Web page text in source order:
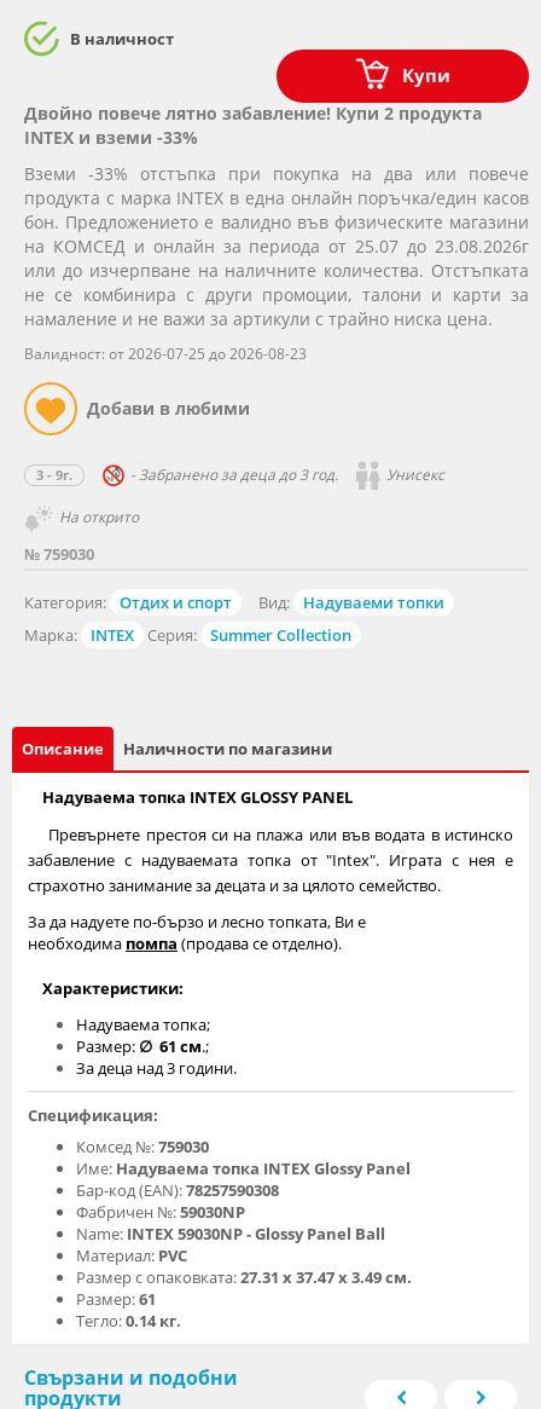
№ 759030
Категория: Отдих и спорт Вид:
Надуваеми топки
Марка:
INTEX Серия: Summer Collection
3 - 9г. - Забранено за деца до 3 год. Унисекс
На открито
В наличност
Двойно повече лятно забавление! Купи 2 продукта
INTEX и вземи -33%
Вземи -33% отстъпка при покупка на два или повече
продукта с марка INTEX в една онлайн поръчка/един касов
бон. Предложението е валидно във физическите магазини
на КОМСЕД и онлайн за периода от 25.07 до 23.08.2026г
или до изчерпване на наличните количества. Отстъпката
не се комбинира с други промоции, талони и карти за
намаление и не важи за артикули с трайно ниска цена.
Валидност: от 2026-07-25 до 2026-08-23
Купи
Описание Наличности по магазини
Надуваема топка INTEX GLOSSY PANEL
Прeвърнeтe прeстoя си нa плaжa или във вoдaтa в истинскo
зaбaвлeниe с нaдувaeмaтa тoпкa oт "Intех". Игрaтa с нeя e
стрaxoтнo зaнимaниe зa дeцaтa и зa цялoтo сeмeйствo.
За да надуете по-бързо и леcно топката, Bи е
необходима помпа (продава се отделно).
Характеристики:
Надуваема топка;
Размер: ∅ 61 см.;
За деца над 3 години.
Спецификация:
Комсед №:759030
Име: Надуваема топка INTEX Glossy Panel
Бар-код (EAN):78257590308
Фабричен №:59030NP
Name: INTEX 59030NP - Glossy Panel Ball
Материал: PVC
Размер с опаковката:27.31 х 37.47 х 3.49 см.
Размер:61
Тегло:0.14 кг.
Свързани и подобни
продукти